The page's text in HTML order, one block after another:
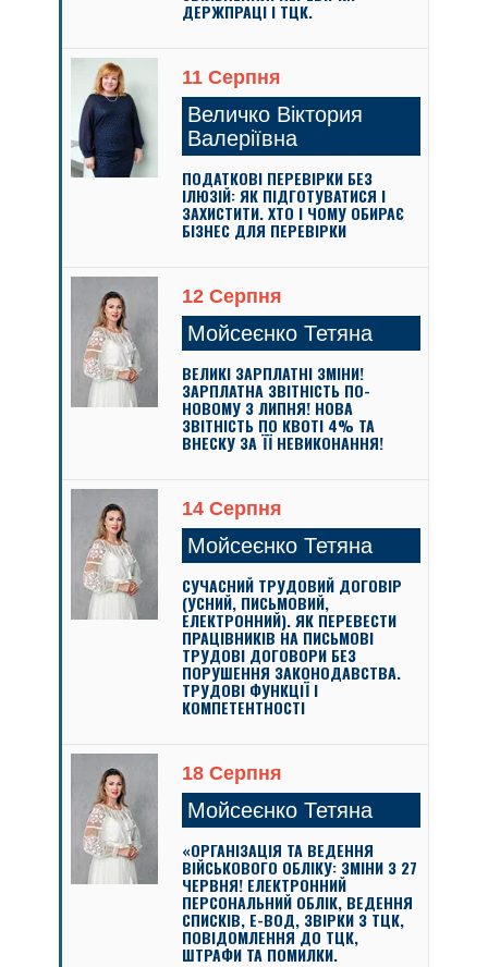
ДЕРЖПРАЦІ І ТЦК.
11 Серпня
Величко Віктория
Валеріївна
ПОДАТКОВІ ПЕРЕВІРКИ БЕЗ
ІЛЮЗІЙ: ЯК ПІДГОТУВАТИСЯ І
ЗАХИСТИТИ. ХТО І ЧОМУ ОБИРАЄ
БІЗНЕС ДЛЯ ПЕРЕВІРКИ
12 Серпня
Мойсеєнко Тетяна
ВЕЛИКІ ЗАРПЛАТНІ ЗМІНИ!
ЗАРПЛАТНА ЗВІТНІСТЬ ПО-
НОВОМУ З ЛИПНЯ! НОВА
ЗВІТНІСТЬ ПО КВОТІ 4% ТА
ВНЕСКУ ЗА ЇЇ НЕВИКОНАННЯ!
14 Серпня
Мойсеєнко Тетяна
СУЧАСНИЙ ТРУДОВИЙ ДОГОВІР
(УСНИЙ, ПИСЬМОВИЙ,
ЕЛЕКТРОННИЙ). ЯК ПЕРЕВЕСТИ
ПРАЦІВНИКІВ НА ПИСЬМОВІ
ТРУДОВІ ДОГОВОРИ БЕЗ
ПОРУШЕННЯ ЗАКОНОДАВСТВА.
ТРУДОВІ ФУНКЦІЇ І
КОМПЕТЕНТНОСТІ
18 Серпня
Мойсеєнко Тетяна
«ОРГАНІЗАЦІЯ ТА ВЕДЕННЯ
ВІЙСЬКОВОГО ОБЛІКУ: ЗМІНИ З 27
ЧЕРВНЯ! ЕЛЕКТРОННИЙ
ПЕРСОНАЛЬНИЙ ОБЛІК, ВЕДЕННЯ
СПИСКІВ, Е-ВОД, ЗВІРКИ З ТЦК,
ПОВІДОМЛЕННЯ ДО ТЦК,
ШТРАФИ ТА ПОМИЛКИ.